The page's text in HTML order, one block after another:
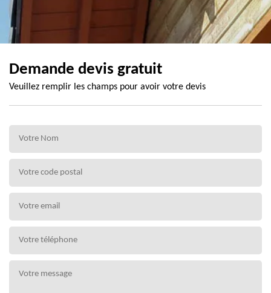
Demande devis gratuit
Veuillez remplir les champs pour avoir votre devis